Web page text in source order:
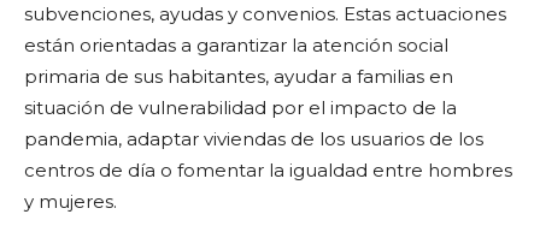
subvenciones, ayudas y convenios. Estas actuaciones
están orientadas a garantizar la atención social
primaria de sus habitantes, ayudar a familias en
situación de vulnerabilidad por el impacto de la
pandemia, adaptar viviendas de los usuarios de los
centros de día o fomentar la igualdad entre hombres
y mujeres.